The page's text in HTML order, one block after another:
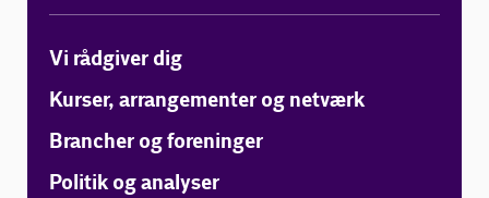
Vi rådgiver dig
Kurser, arrangementer og netværk
Brancher og foreninger
Politik og analyser